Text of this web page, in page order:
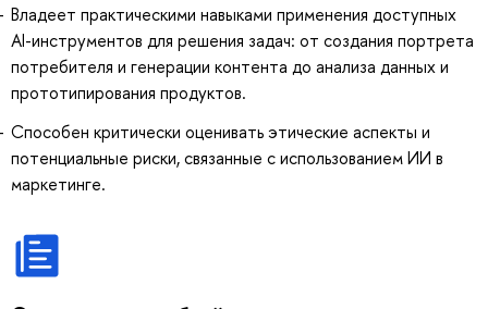
Владеет практическими навыками применения доступных
AI-инструментов для решения задач: от создания портрета
потребителя и генерации контента до анализа данных и
прототипирования продуктов.
Способен критически оценивать этические аспекты и
потенциальные риски, связанные с использованием ИИ в
маркетинге.